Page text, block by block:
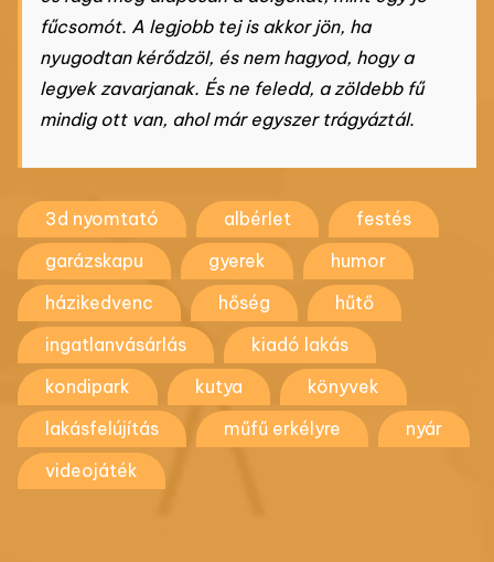
fűcsomót. A legjobb tej is akkor jön, ha
nyugodtan kérődzöl, és nem hagyod, hogy a
legyek zavarjanak. És ne feledd, a zöldebb fű
mindig ott van, ahol már egyszer trágyáztál.
3d nyomtató albérlet
festés
garázskapu
gyerek
humor
házikedvenc
hőség
hűtő
ingatlanvásárlás
kiadó lakás
kondipark
kutya
könyvek
lakásfelújítás
műfű erkélyre
nyár
videojáték